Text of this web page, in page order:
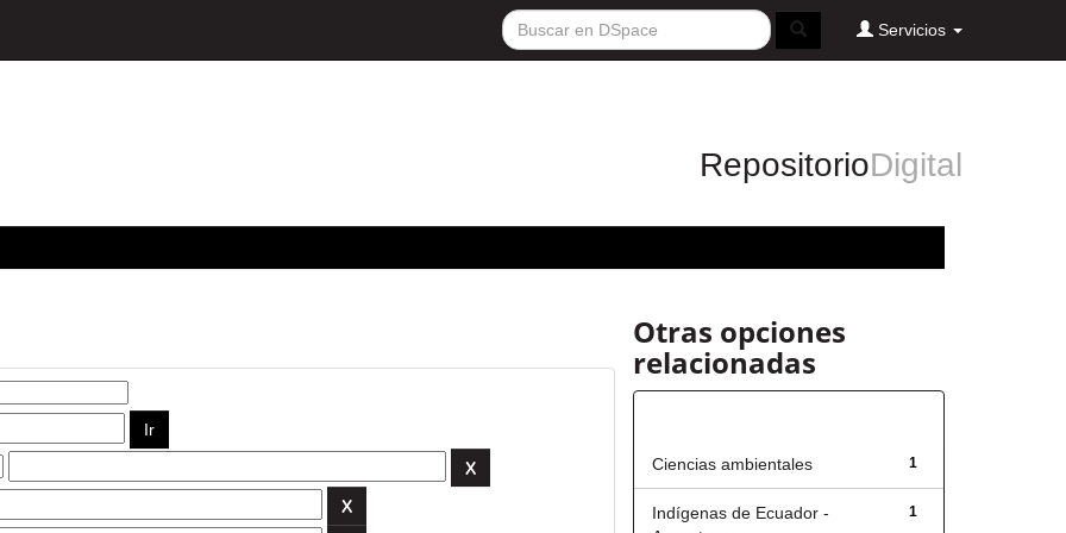
Servicios
RepositorioDigital
Otras opciones
relacionadas
1
Ciencias ambientales
1
Indígenas de Ecuador -